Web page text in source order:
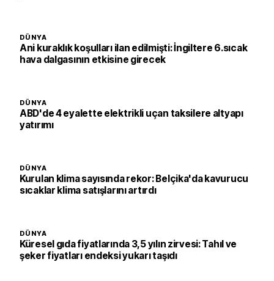
DÜNYA
Ani kuraklık koşulları ilan edilmişti: İngiltere 6.sıcak
hava dalgasının etkisine girecek
DÜNYA
ABD'de 4 eyalette elektrikli uçan taksilere altyapı
yatırımı
DÜNYA
Kurulan klima sayısında rekor: Belçika'da kavurucu
sıcaklar klima satışlarını artırdı
DÜNYA
Küresel gıda fiyatlarında 3,5 yılın zirvesi: Tahıl ve
şeker fiyatları endeksi yukarı taşıdı